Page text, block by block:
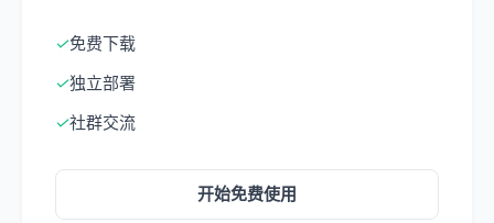
✓免费下载
✓独立部署
✓社群交流
开始免费使用